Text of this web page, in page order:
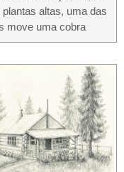
altas, uma das
move uma cobra